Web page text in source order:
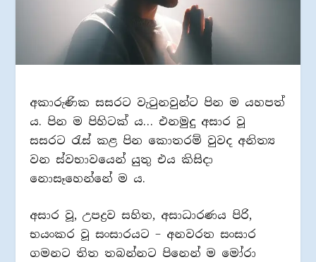
අකාරුණික සසරට වැටුනවුන්ට පින ම යහපත්
ය. පින ම පිහිටක් ය… එනමුදු අසාර වූ
සසරට රැස් කළ පින කොතරම් වුවද අනිත්‍ය
වන ස්වභාවයෙන් යුතු එය කිසිදා
නොසෑහෙන්නේ ම ය.
අසාර වූ, උපද්‍රව සහිත, අසාධාරණය පිරි,
භයංකර වූ සංසාරයට – අනවරත සංසාර
ගමනට තිත තබන්නට පිනෙන් ම මෝරා